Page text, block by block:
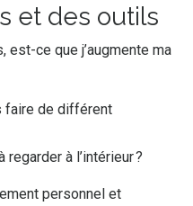
et des outils
ce que j’augmente ma
faire de différent
à l’intérieur ?
personnel et